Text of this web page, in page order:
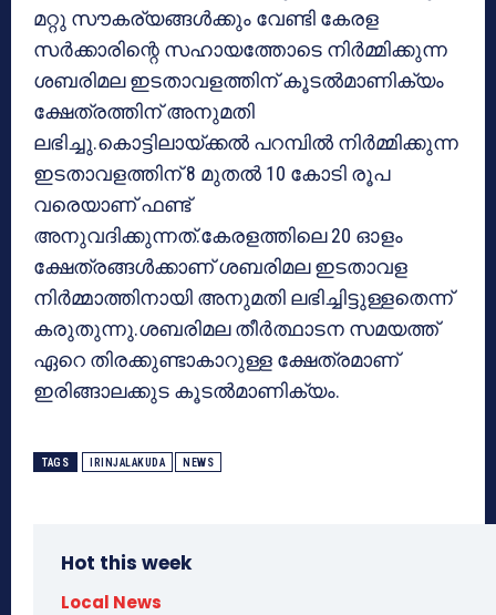
മറ്റു സൗകര്യങ്ങള്‍ക്കും വേണ്ടി കേരള
സര്‍ക്കാരിന്റെ സഹായത്തോടെ നിര്‍മ്മിക്കുന്ന
ശബരിമല ഇടതാവളത്തിന് കൂടല്‍മാണിക്യം
ക്ഷേത്രത്തിന് അനുമതി
ലഭിച്ചു.കൊട്ടിലായ്ക്കല്‍ പറമ്പില്‍ നിര്‍മ്മിക്കുന്ന
ഇടതാവളത്തിന് 8 മുതല്‍ 10 കോടി രൂപ
വരെയാണ് ഫണ്ട്
അനുവദിക്കുന്നത്.കേരളത്തിലെ 20 ഓളം
ക്ഷേത്രങ്ങള്‍ക്കാണ് ശബരിമല ഇടതാവള
നിര്‍മ്മാത്തിനായി അനുമതി ലഭിച്ചിട്ടുള്ളതെന്ന്
കരുതുന്നു.ശബരിമല തീര്‍ത്ഥാടന സമയത്ത്
ഏറെ തിരക്കുണ്ടാകാറുള്ള ക്ഷേത്രമാണ്
ഇരിങ്ങാലക്കുട കൂടല്‍മാണിക്യം.
TAGS IRINJALAKUDA NEWS
Hot this week
Local News